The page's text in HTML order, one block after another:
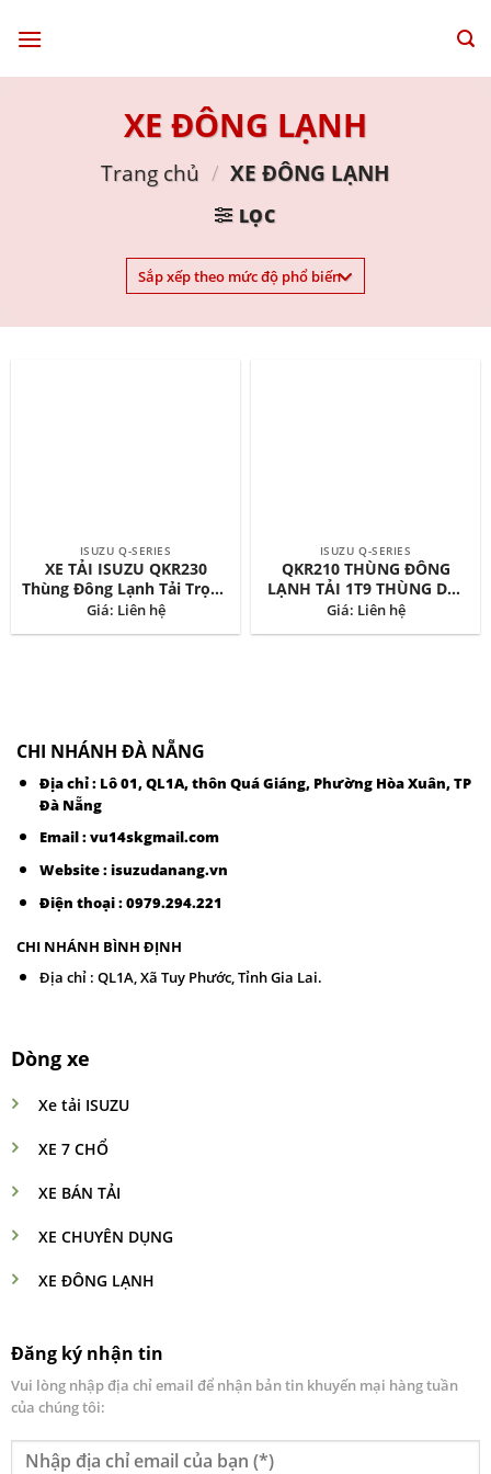
XE ĐÔNG LẠNH
Trang chủ / XE ĐÔNG LẠNH
LỌC
ISUZU Q-SERIES
XE TẢI ISUZU QKR230
Thùng Đông Lạnh Tải Trọng
1T9
Giá: Liên hệ
ISUZU Q-SERIES
QKR210 THÙNG ĐÔNG
LẠNH TẢI 1T9 THÙNG DÀI
4M3
Giá: Liên hệ
CHI NHÁNH ĐÀ NẴNG
Địa chỉ : Lô 01, QL1A, thôn Quá Giáng, Phường Hòa Xuân, TP
Đà Nẵng
Email :vu14skgmail.com
Website : isuzudanang.vn
Điện thoại :0979.294.221
CHI NHÁNH BÌNH ĐỊNH
Địa chỉ : QL1A, Xã Tuy Phước, Tỉnh Gia Lai.
Dòng xe
Xe tải ISUZU
XE 7 CHỔ
XE BÁN TẢI
XE CHUYÊN DỤNG
XE ĐÔNG LẠNH
Đăng ký nhận tin
Vui lòng nhập địa chỉ email để nhận bản tin khuyến mại hàng tuần
của chúng tôi: